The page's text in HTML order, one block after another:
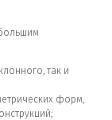
так и
форм,